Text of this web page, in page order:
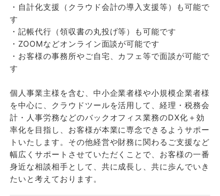
・自計化支援（クラウド会計の導入支援等）も可能で
す
・記帳代行（領収書の丸投げ等）も可能です
・ZOOMなどオンライン面談が可能です
・お客様の事務所やご自宅、カフェ等で面談が可能で
す
個人事業主様を含む、中小企業者様や小規模企業者様
を中心に、クラウドツールを活用して、経理・税務会
計・人事労務などのバックオフィス業務のDX化＋効
率化を目指し、お客様が本業に専念できるようサポー
トいたします。その他経営や財務に関わるご支援など
幅広くサポートさせていただくことで、お客様の一番
身近な相談相手として、共に成長し、共に歩んでいき
たいと考えております。